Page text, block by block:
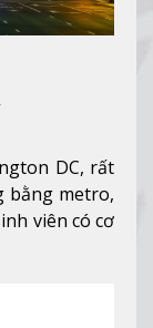
DC, rất
bằng metro,
viên có cơ
trên Thế